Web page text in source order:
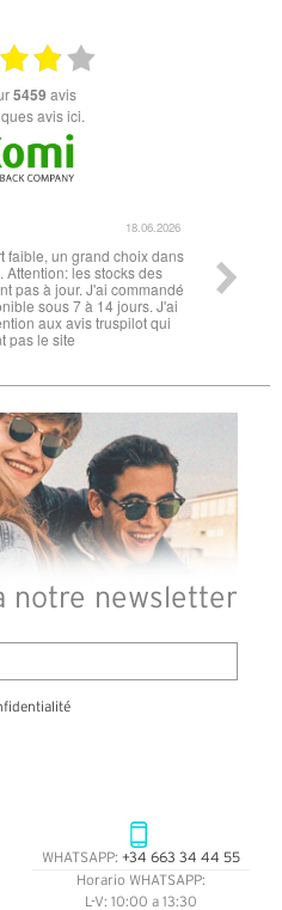
5459 avis
avis ici.
18.06.2026
faible, un grand choix dans
Attention: les stocks des
pas à jour. J'ai commandé
sous 7 à 14 jours. J'ai
aux avis truspilot qui
pas le site
notre newsletter
WHATSAPP: +34 663 34 44 55
Horario WHATSAPP:
L-V: 10:00 a 13:30